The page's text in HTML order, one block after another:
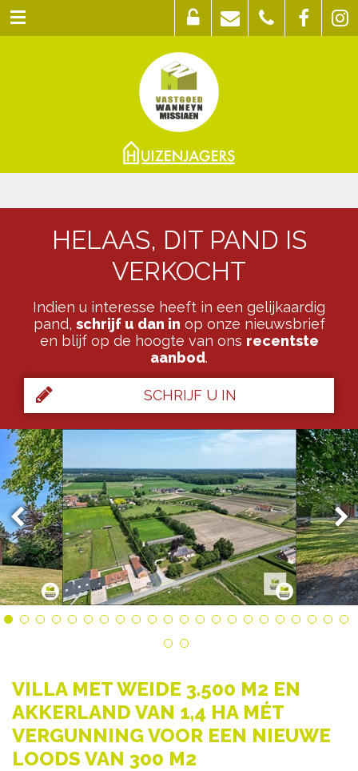
HELAAS, DIT PAND IS
VERKOCHT
Indien u interesse heeft in een gelijkaardig
pand, schrijf u dan in op onze nieuwsbrief
en blijf op de hoogte van ons recentste
aanbod.
SCHRIJF U IN
VILLA MET WEIDE 3.500 M2 EN
AKKERLAND VAN 1,4 HA MÉT
VERGUNNING VOOR EEN NIEUWE
LOODS VAN 300 M2